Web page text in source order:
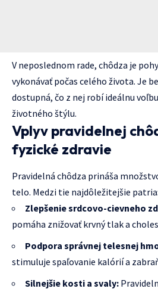
V neposlednom rade, chôdza je
vykonávať počas celého života. Je
dostupná, čo z nej robí ideálnu
životného štýlu.
Vplyv pravidelnej
fyzické zdravie
Pravidelná chôdza prináša
telo. Medzi tie najdôležitejšie patria:
Zlepšenie srdcovo-cievneho
pomáha znižovať krvný tlak a
Podpora správnej telesnej
stimuluje spaľovanie kalórií a
Silnejšie kosti a svaly: